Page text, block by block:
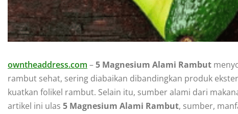
owntheaddress.com –5 Magnesium Alami Rambut
rambut sehat, sering diabaikan dibandingkan produk
kuatkan folikel rambut. Selain itu, sumber alami dari
artikel ini ulas 5 Magnesium Alami Rambut, sumber,